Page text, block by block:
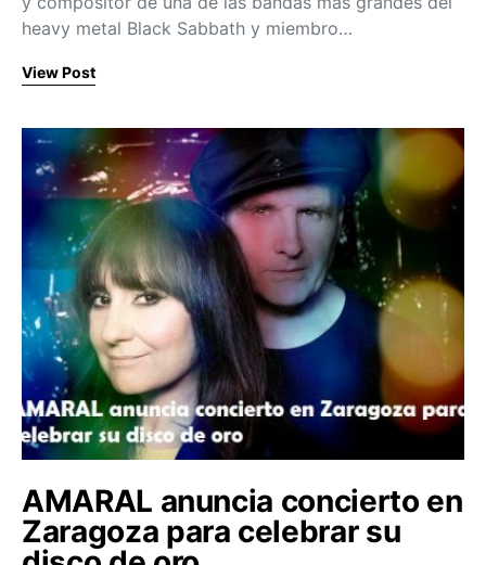
heavy metal Black Sabbath y miembro…
View Post
AMARAL anuncia concierto en
Zaragoza para celebrar su